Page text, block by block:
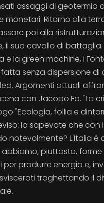
assaggi di geotermia
monetari. Ritorno alla
poi alla
il suo cavallo di
e la green machine, i
senza dispersione
Argomenti attuali
con Jacopo Fo. "La
"Ecologia, follia e
lo sapevate che
notevolmente? L'Italia è
piuttosto,
per produrre energia e,
traghettando il